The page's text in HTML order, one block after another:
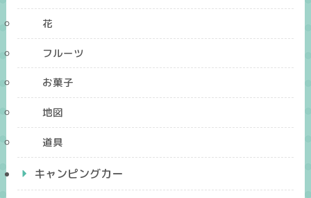
花
フルーツ
お菓子
地図
道具
キャンピングカー